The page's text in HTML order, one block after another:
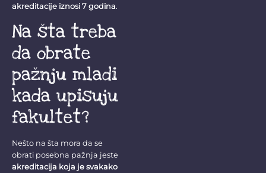
akreditacije iznosi 7 godina.
Na šta treba
da obrate
pažnju mladi
kada upisuju
fakultet?
Nešto na šta mora da se
obrati posebna pažnja jeste
akreditacija koja je svakako